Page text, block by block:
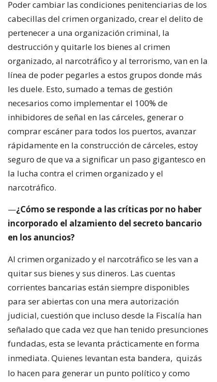
Poder cambiar las condiciones penitenciarias de los
cabecillas del crimen organizado, crear el delito de
pertenecer a una organización criminal, la
destrucción y quitarle los bienes al crimen
organizado, al narcotráfico y al terrorismo, van en la
línea de poder pegarles a estos grupos donde más
les duele. Esto, sumado a temas de gestión
necesarios como implementar el 100% de
inhibidores de señal en las cárceles, generar o
comprar escáner para todos los puertos, avanzar
rápidamente en la construcción de cárceles, estoy
seguro de que va a significar un paso gigantesco en
la lucha contra el crimen organizado y el
narcotráfico.
—¿Cómo se responde a las críticas por no haber
incorporado el alzamiento del secreto bancario
en los anuncios?
Al crimen organizado y el narcotráfico se les van a
quitar sus bienes y sus dineros. Las cuentas
corrientes bancarias están siempre disponibles
para ser abiertas con una mera autorización
judicial, cuestión que incluso desde la Fiscalía han
señalado que cada vez que han tenido presunciones
fundadas, esta se levanta prácticamente en forma
inmediata. Quienes levantan esta bandera, quizás
lo hacen para generar un punto político y como